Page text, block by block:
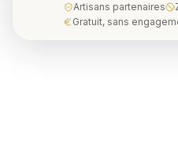
Artisans partenaires
Gratuit, sans